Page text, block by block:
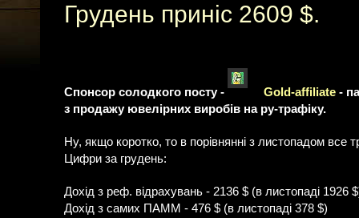
Грудень приніс 2609 $.
Спонсор солодкого посту - Gold-affiliate -
з продажу ювелірних виробів на ру-трафіку.
Ну, якщо коротко, то в порівнянні з листопадом все
Цифри за грудень:
Дохід з реф. відрахувань - 2136 $ (в листопаді 1926
Дохід з самих ПАММ - 476 $ (в листопаді 378 $)